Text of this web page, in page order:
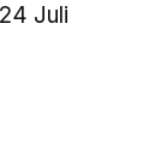
Juli